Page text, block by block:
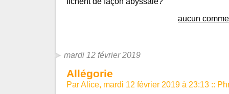
aucun
mardi 12 février 2019
Allégorie
Par Alice, mardi 12 février 2019 à 23:13 ::